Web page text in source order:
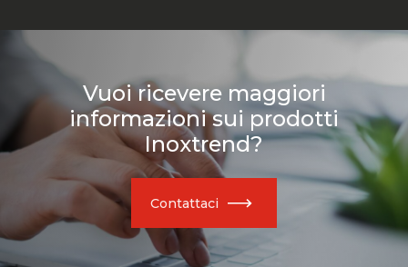
Vuoi ricevere maggiori
informazioni sui prodotti
Inoxtrend?
Contattaci